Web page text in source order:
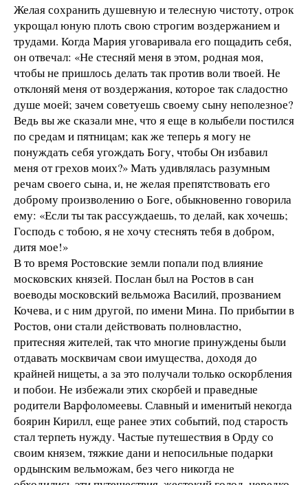
Желая сохранить душевную и телесную чистоту, отрок
укрощал юную плоть свою строгим воздержанием и
трудами. Когда Мария уговаривала его пощадить себя,
он отвечал: «Не стесняй меня в этом, родная моя,
чтобы не пришлось делать так против воли твоей. Не
отклоняй меня от воздержания, которое так сладостно
душе моей; зачем советуешь своему сыну неполезное?
Ведь вы же сказали мне, что я еще в колыбели постился
по средам и пятницам; как же теперь я могу не
понуждать себя угождать Богу, чтобы Он избавил
меня от грехов моих?» Мать удивлялась разумным
речам своего сына, и, не желая препятствовать его
доброму произволению о Боге, обыкновенно говорила
ему: «Если ты так рассуждаешь, то делай, как хочешь;
Господь с тобою, я не хочу стеснять тебя в добром,
дитя мое!»
В то время Ростовские земли попали под влияние
московских князей. Послан был на Ростов в сан
воеводы московский вельможа Василий, прозванием
Кочева, и с ним другой, по имени Мина. По прибытии в
Ростов, они стали действовать полновластно,
притесняя жителей, так что многие принуждены были
отдавать москвичам свои имущества, доходя до
крайней нищеты, а за это получали только оскорбления
и побои. Не избежали этих скорбей и праведные
родители Варфоломеевы. Славный и именитый некогда
боярин Кирилл, еще ранее этих событий, под старость
стал терпеть нужду. Частые путешествия в Орду со
своим князем, тяжкие дани и непосильные подарки
ордынским вельможам, без чего никогда не